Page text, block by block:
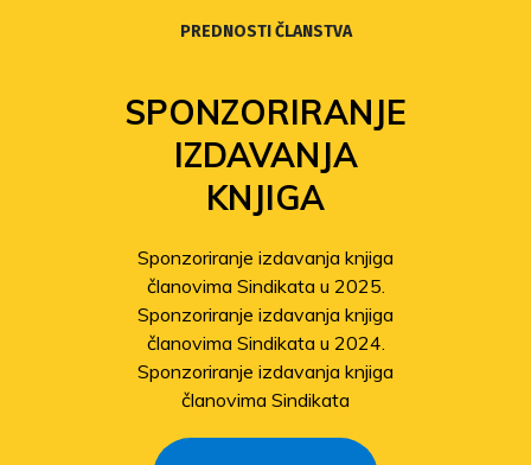
PREDNOSTI ČLANSTVA
SPONZORIRANJE
IZDAVANJA
KNJIGA
Sponzoriranje izdavanja knjiga
članovima Sindikata u 2025.
Sponzoriranje izdavanja knjiga
članovima Sindikata u 2024.
Sponzoriranje izdavanja knjiga
članovima Sindikata